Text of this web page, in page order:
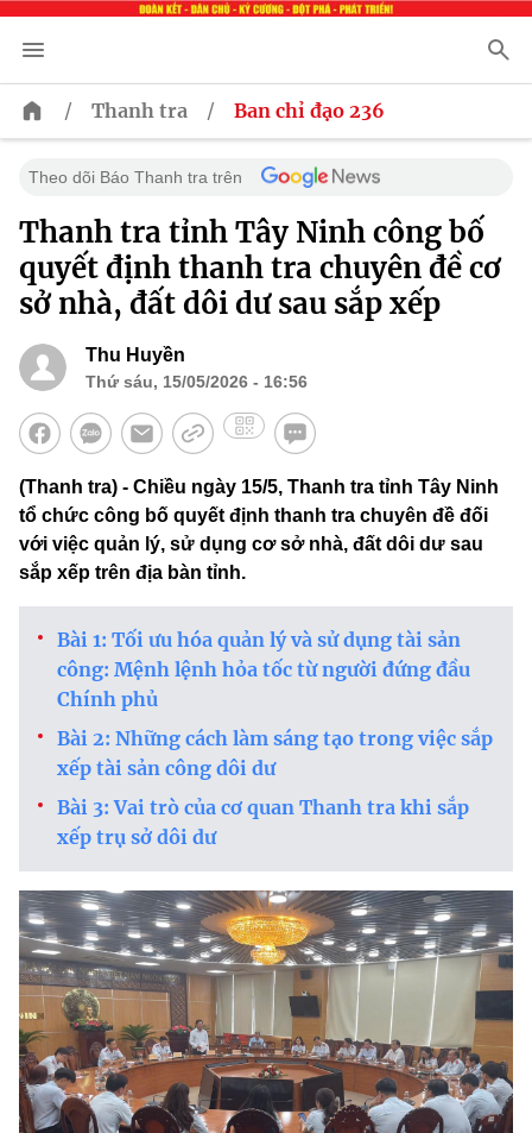
/ Thanh tra / Ban chỉ đạo 236
Theo dõi Báo Thanh tra trên
Thanh tra tỉnh Tây Ninh công bố
quyết định thanh tra chuyên đề cơ
sở nhà, đất dôi dư sau sắp xếp
Thu Huyền
Thứ sáu, 15/05/2026 - 16:56
(Thanh tra) - Chiều ngày 15/5, Thanh tra tỉnh Tây Ninh
tổ chức công bố quyết định thanh tra chuyên đề đối
với việc quản lý, sử dụng cơ sở nhà, đất dôi dư sau
sắp xếp trên địa bàn tỉnh.
Bài 1: Tối ưu hóa quản lý và sử dụng tài sản
công: Mệnh lệnh hỏa tốc từ người đứng đầu
Chính phủ
Bài 2: Những cách làm sáng tạo trong việc sắp
xếp tài sản công dôi dư
Bài 3: Vai trò của cơ quan Thanh tra khi sắp
xếp trụ sở dôi dư